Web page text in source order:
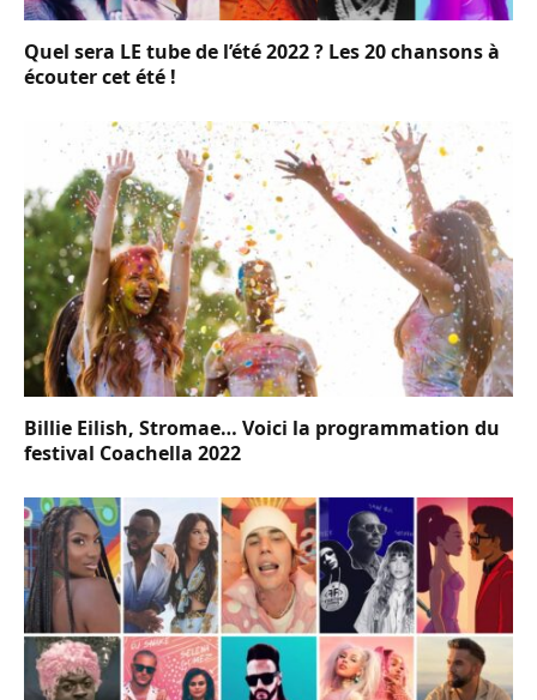
Quel sera LE tube de l’été 2022 ? Les 20 chansons à
écouter cet été !
Billie Eilish, Stromae… Voici la programmation du
festival Coachella 2022